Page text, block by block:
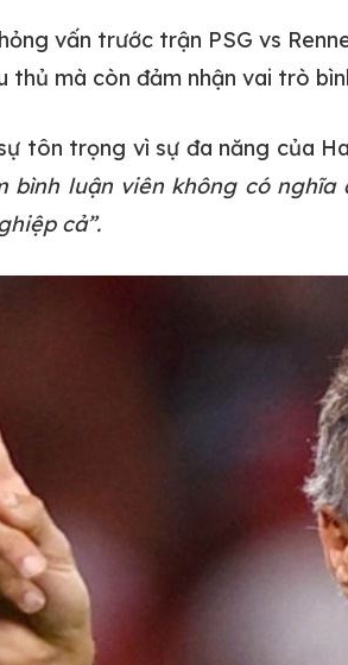
vấn trước trận PSG vs
thủ mà còn đảm nhận vai trò
tôn trọng vì sự đa năng của
bình luận viên không có
cả”.